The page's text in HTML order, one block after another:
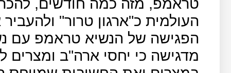
העולמית כ"ארגון טרור"
הפגישה של הנשיא טראמפ עם
מדגישה כי יחסי ארה"ב ומצרים